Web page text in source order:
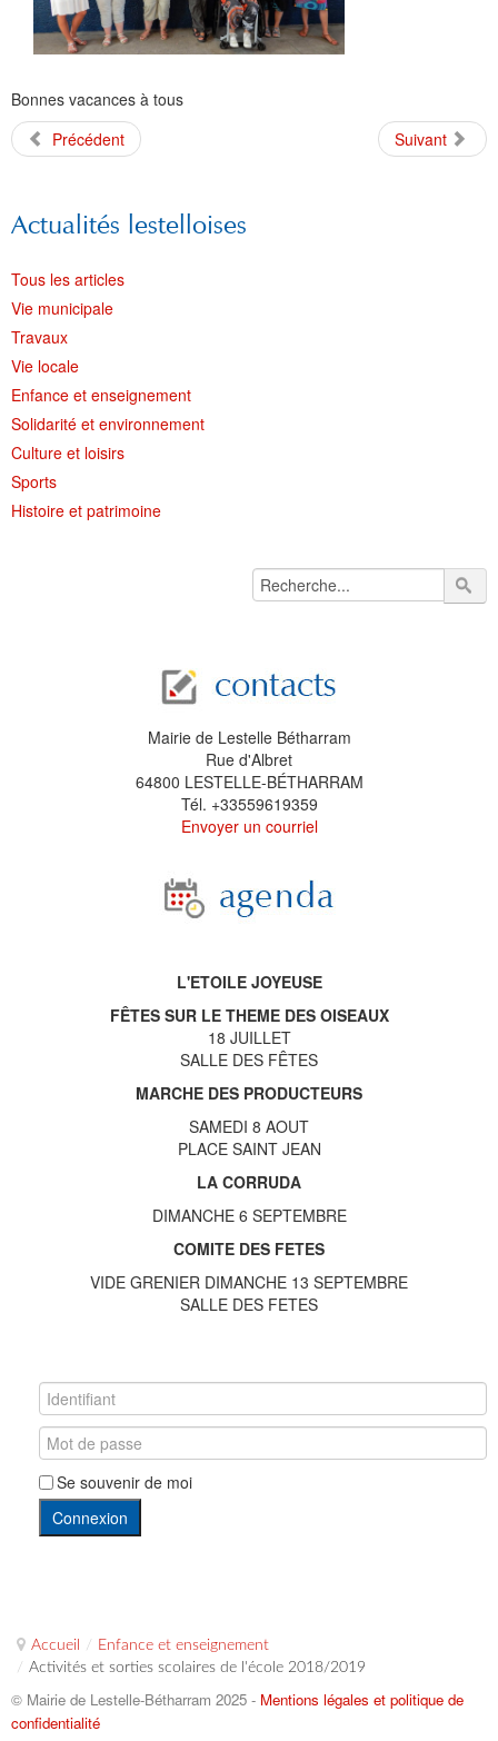
Bonnes vacances à tous
Précédent
Suivant
Actualités lestelloises
Tous les articles
Vie municipale
Travaux
Vie locale
Enfance et enseignement
Solidarité et environnement
Culture et loisirs
Sports
Histoire et patrimoine
Mairie de Lestelle Bétharram
Rue d'Albret
64800 LESTELLE-BÉTHARRAM
Tél. +33559619359
Envoyer un courriel
L'ETOILE JOYEUSE
FÊTES SUR LE THEME DES OISEAUX
18 JUILLET
SALLE DES FÊTES
MARCHE DES PRODUCTEURS
SAMEDI 8 AOUT
PLACE SAINT JEAN
LA CORRUDA
DIMANCHE 6 SEPTEMBRE
COMITE DES FETES
VIDE GRENIER DIMANCHE 13 SEPTEMBRE
SALLE DES FETES
Se souvenir de moi
Connexion
Accueil / Enfance et enseignement
/ Activités et sorties scolaires de l'école 2018/2019
© Mairie de Lestelle-Bétharram 2025 - Mentions légales et politique de
confidentialité